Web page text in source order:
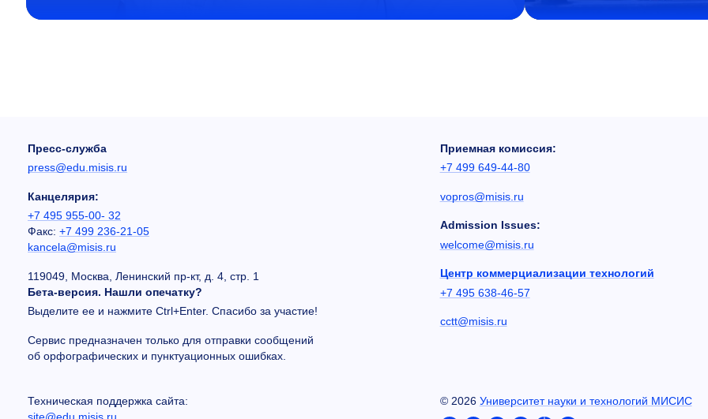
Пресс-служба
press@edu.misis.ru
Канцелярия:
+7 495 955-00- 32
Факс: +7 499 236-21-05
kancela@misis.ru
119049, Москва, Ленинский пр-кт, д. 4, стр. 1
Бета-версия. Нашли опечатку?
Выделите ее и нажмите Ctrl+Enter. Спасибо за участие!
Сервис предназначен только для отправки сообщений
об орфографических и пунктуационных ошибках.
Приемная комиссия:
+7 499 649-44-80
vopros@misis.ru
Admission Issues:
welcome@misis.ru
Центр коммерциализации технологий
+7 495 638-46-57
cctt@misis.ru
Техническая поддержка сайта:
© 2026 Университет науки и технологий МИСИС